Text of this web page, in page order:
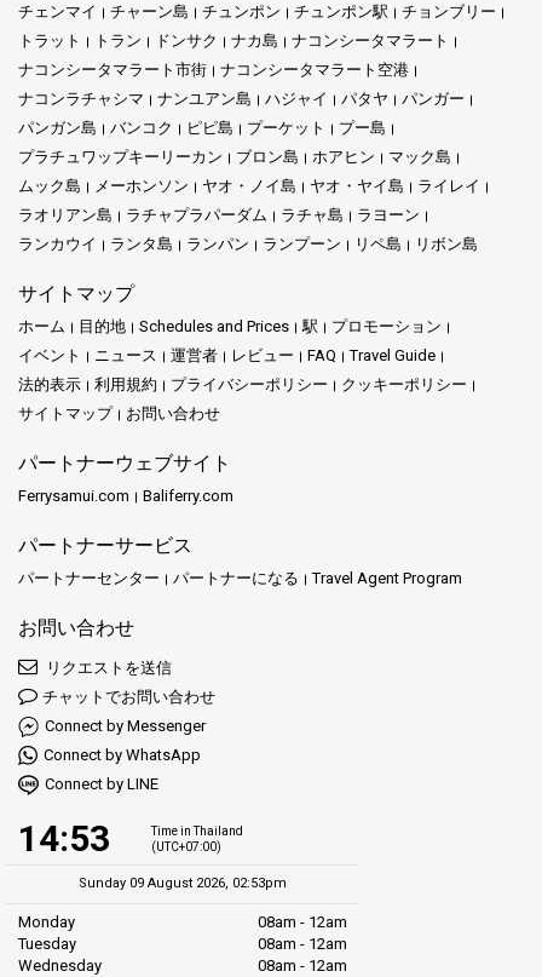
コ・タオ の静かなビーチからコ・パンガンの活気あるパーティー
シーンまで。このルートは、タイの美しい島々で冒険やリラクゼ
ーションを求める人々に最適です。
別のルートでは、穏やかなコ・タオと活気に満ちた豪華な
ムイ
を結びます。リラックスした魅力と活気あるアトラクション
を組み合わせて体験したい旅行者に理想的な選択です。
本土に向かう旅行者は、コ・タオからスラートターニーを結ぶ別
のルートを利用できます。そこから、タイの他の地域を簡単に探
ロムラッキリン高速フェリーは、タイの美しい島々を簡単かつ快
高いスケジュール、最新の船舶、Phuketferry.comのような便利な
予約オプションにより、この運航会社はすべての旅をスムーズで
楽しいものにします。リラクゼーションでも冒険でも、ロムラッ
コサムイの冒険：壮大なビーチと活気ある文化が待つコサムイ
の旅に出発しましょう。
コパンガンの逃避： 静かな美しさと活気ある雰囲気に包まれた
パンガン を体験してください。
コタオの探索：澄んだ海と魅力的な海洋生物を堪能できるコタオ
をご覧ください。
ファンティップトラベルは、発見の旅にあなたを招待します。各
を絶やさないフェリー旅をお約束します。ファンティップトラベ
ルを頼りにして、素晴らしい冒険のパートナーとなってくださ
い。
は、遅れることなくサムイ島のすべての魅力を体験できるように
します。有名なビッグブッダ寺院を訪れ、美味しい地元料理を楽
しみ、チャウエンビーチの活気あるエネルギーを満喫してくださ
い。この島は、探検を待つ素晴らしい体験のタペストリーです。
簡単にアイランドホッピング
一つの島に留まらず、すべてを探検してみませんか？Lomprayah
グはエキサイティングな冒険になります。タオ島の海中の驚異か
ら、パンガン島の緑豊かな風景、そしてサムイ島の活気あふれる
あなたの手の届くところにあり、理想的なアイランドホッピング
の旅程を作成できます。
電子チケットで簡単予約
島への旅の計画は、海の風のように簡単であるべきだと信じてい
ます。Lomprayahは、フェリーチケットの予約をスムーズな体験
にします。使いやすいウェブサイトとモバイルアプリを利用すれ
ば、数分で旅を計画できます。紙のチケットにさようなら – 私た
ちの便利な電子チケットシステムで、必要なものはすべて手の中
にあります。席を確保して、一生に一度の冒険の準備をしましょ
う。
安全が第一、いつでも
Lomprayahでは、あなたの安全が最優先事項です。高速アドベン
チャーに出かける際、経験豊富なクルーと近代的な船が安全で快
適な旅を確保するために装備されていることを知って安心してく
ださい。リラックスして、残りのことは私たちに任せ、タイ湾の
隠れた宝を探索する楽しさを満喫してください。
チェンマイ
チャーン島 チュンポン チュンポン駅
チョンブリー
トラット
トラン ドンサク ナカ島
ナコンシータマラート
ナコンシータマラート市街
ナコンシータマラート空港
ナコンラチャシマ
ナンユアン島 ハジャイ パタヤ
パンガー
パンガン島
バンコク ピピ島 プーケット
プー島
プラチュワップキーリーカン
ブロン島 ホアヒン
マック島
ムック島
メーホンソン ヤオ・ノイ島 ヤオ・ヤイ島
ライレイ
ラオリアン島
ラチャプラパーダム ラチャ島
ラヨーン
ランカウイ
ランタ島 ランパン ランプーン リペ島 リボン島
サイトマップ
ホーム 目的地 Schedules and Prices 駅
プロモーション
イベント
ニュース 運営者 レビュー FAQ
Travel Guide
法的表示
利用規約 プライバシーポリシー
クッキーポリシー
サイトマップ
お問い合わせ
パートナーウェブサイト
Ferrysamui.com Baliferry.com
パートナーサービス
パートナーセンター パートナーになる Travel Agent Program
お問い合わせ
リクエストを送信
チャットでお問い合わせ
Connect by Messenger
Connect by WhatsApp
Connect by LINE
14:53
Time in Thailand
(UTC+07:00)
Sunday 09 August 2026, 02:53pm
Monday
08am - 12am
Tuesday
08am - 12am
Wednesday
08am - 12am